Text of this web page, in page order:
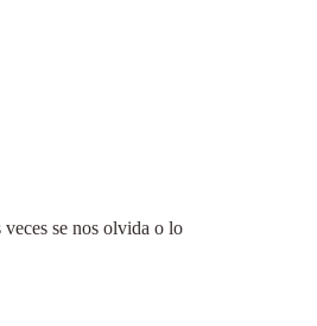
se nos olvida o lo